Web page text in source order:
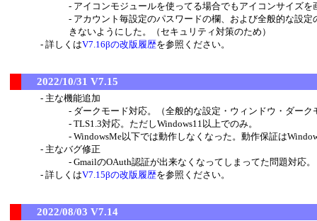
アイコンモジュールを使ってる場合でもアイコンサイズ
アカウント毎設定のパスワードの欄、および全般的な設
きないようにした。（セキュリティ対策のため）
詳しくはV7.16βの改版履歴を参照ください。
2022/10/31 V7.15
主な機能追加
ダークモード対応。（全般的な設定・ウィンドウ・ダーク
TLS1.3対応。ただしWindows11以上でのみ。
WindowsMe以下では動作しなくなった。動作保証は
主なバグ修正
GmailのOAuth認証が出来なくなってしまってた問題対応。
詳しくはV7.15βの改版履歴を参照ください。
2022/08/03 V7.14